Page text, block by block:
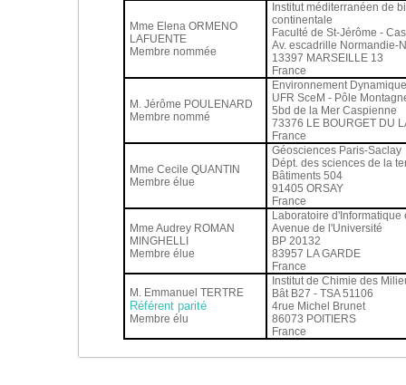
Mme Elena ORMENO
LAFUENTE
Membre nommée
Institut méditerranéen de
continentale
Faculté de St-Jérôme -
Av. escadrille Normandie-
13397 MARSEILLE 13
France
M. Jérôme POULENARD
Membre nommé
Environnement
UFR SceM - Pôle
5bd de la Mer Caspienne
73376 LE BOURGET DU
France
Mme Cecile QUANTIN
Membre élue
Géosciences Paris-Saclay
Dépt. des sciences de la
Bâtiments 504
91405 ORSAY
France
Mme Audrey ROMAN
MINGHELLI
Membre élue
Laboratoire d'Informatique
Avenue de l'Université
BP 20132
83957 LA GARDE
France
M. Emmanuel TERTRE
Référent parité
Membre élu
Institut de Chimie des
Bât B27 - TSA 51106
4rue Michel Brunet
86073 POITIERS
France